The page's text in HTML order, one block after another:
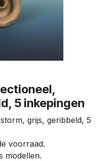
5 inkepingen
grijs, geribbeld, 5
voorraad.
modellen.